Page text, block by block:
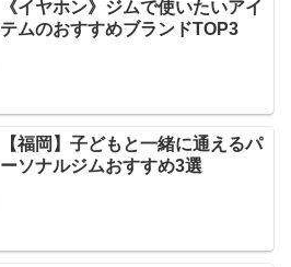
《イヤホン》ジムで使いたいアイ
テムのおすすめブランドTOP3
【福岡】子どもと一緒に通えるパ
ーソナルジムおすすめ3選